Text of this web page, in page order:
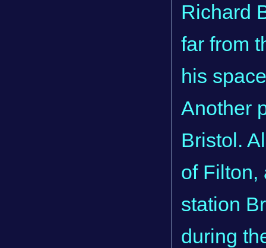
Richard
far from
his
Another
Bristol.
of Filton,
station
during